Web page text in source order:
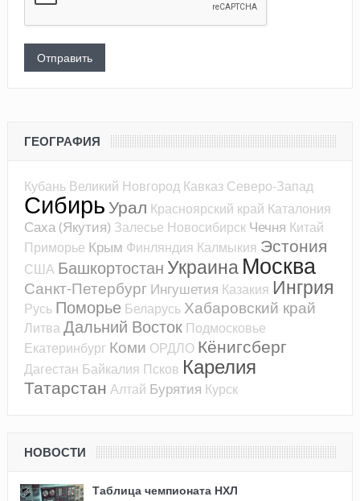
ГЕОГРАФИЯ
Кубань Великий Новгород Кавказ Северо-Запад
Сибирь Урал Красноярский край Каталония
Саха (Якутия) Залесье Новосибирск Чечня Китай
Приморье Крым Финляндия Калмыкия Эстония
США Башкортостан УкраинаМосква
Санкт-Петербург Ингушетия Казакия Ингрия
Русь Поморье Беларусь Хабаровский край
ЛитваДальний Восток Подмосковье
Екатеринбург Коми ОРДЛО Кёнигсберг
Дагестан Байкалия Псков Карелия
Татарстан Алтай Бурятия Курск
НОВОСТИ
Таблица чемпионата НХЛ